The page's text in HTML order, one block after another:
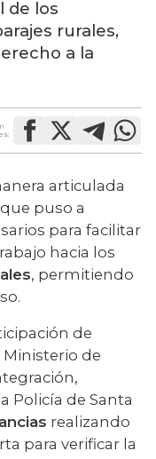
de los
rurales,
a la
articulada
puso a
para facilitar
hacia los
, permitiendo
de
Ministerio de
Policía de Santa
realizando